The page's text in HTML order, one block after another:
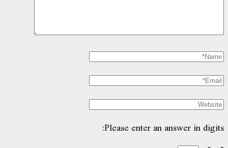
Please enter an